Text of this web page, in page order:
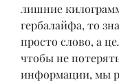
лишние
гербалайфа, то
просто слово, а
чтобы не
информации, мы